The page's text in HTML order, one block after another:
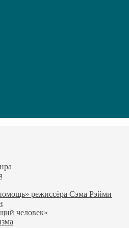
режиссёра Сэма Рэйми
человек»